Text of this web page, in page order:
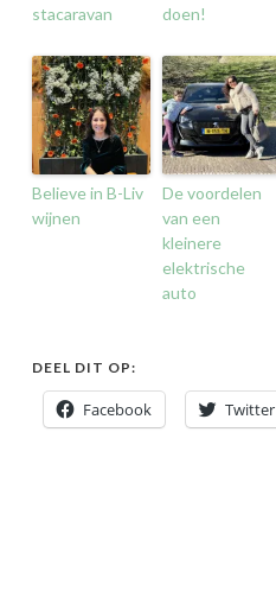
stacaravan
doen!
Believe in B-Liv
wijnen
De voordelen
van een
kleinere
elektrische
auto
DEEL DIT OP:
Facebook Twitter